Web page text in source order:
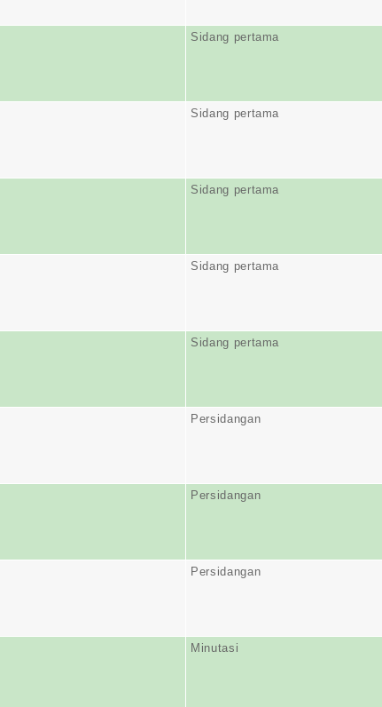
Sidang pertama
Sidang pertama
Sidang pertama
Sidang pertama
Sidang pertama
Persidangan
Persidangan
Persidangan
Minutasi